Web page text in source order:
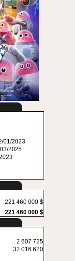
01/2023
2025
221 460 000 $
221 460 000 $
2 607 725
32 016 620